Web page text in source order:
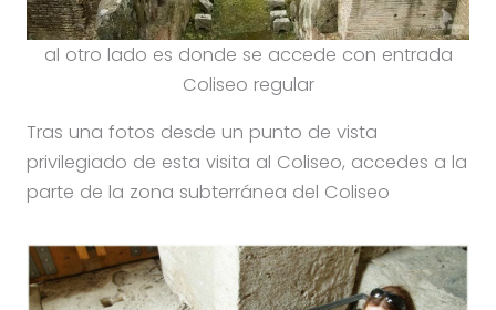
al otro lado es donde se accede con entrada
Coliseo regular
Tras una fotos desde un punto de vista
privilegiado de esta visita al Coliseo, accedes a la
parte de la zona subterránea del Coliseo